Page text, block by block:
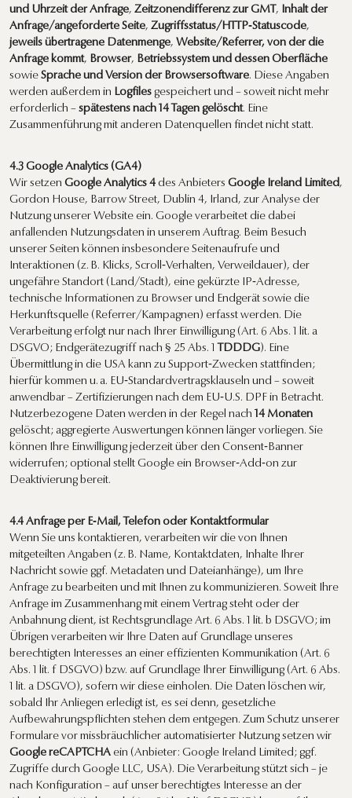
und Uhrzeit der Anfrage, Zeitzonendifferenz zur GMT, Inhalt der
Anfrage/angeforderte Seite, Zugriffsstatus/HTTP‑Statuscode,
jeweils übertragene Datenmenge, Website/Referrer, von der die
Anfrage kommt, Browser, Betriebssystem und dessen Oberfläche
sowie Sprache und Version der Browsersoftware. Diese Angaben
werden außerdem in Logfiles gespeichert und – soweit nicht mehr
erforderlich – spätestens nach 14 Tagen gelöscht. Eine
Zusammenführung mit anderen Datenquellen findet nicht statt.
4.3 Google Analytics (GA4)
Wir setzen Google Analytics 4 des Anbieters Google Ireland Limited,
Gordon House, Barrow Street, Dublin 4, Irland, zur Analyse der
Nutzung unserer Website ein. Google verarbeitet die dabei
anfallenden Nutzungsdaten in unserem Auftrag. Beim Besuch
unserer Seiten können insbesondere Seitenaufrufe und
Interaktionen (z. B. Klicks, Scroll‑Verhalten, Verweildauer), der
ungefähre Standort (Land/Stadt), eine gekürzte IP‑Adresse,
technische Informationen zu Browser und Endgerät sowie die
Herkunftsquelle (Referrer/Kampagnen) erfasst werden. Die
Verarbeitung erfolgt nur nach Ihrer Einwilligung (Art. 6 Abs. 1 lit. a
DSGVO; Endgerätezugriff nach § 25 Abs. 1 TDDDG). Eine
Übermittlung in die USA kann zu Support‑Zwecken stattfinden;
hierfür kommen u. a. EU‑Standardvertragsklauseln und – soweit
anwendbar – Zertifizierungen nach dem EU‑U.S. DPF in Betracht.
Nutzerbezogene Daten werden in der Regel nach 14 Monaten
gelöscht; aggregierte Auswertungen können länger vorliegen. Sie
können Ihre Einwilligung jederzeit über den Consent‑Banner
widerrufen; optional stellt Google ein Browser‑Add‑on zur
Deaktivierung bereit.
4.4 Anfrage per E‑Mail, Telefon oder Kontaktformular
Wenn Sie uns kontaktieren, verarbeiten wir die von Ihnen
mitgeteilten Angaben (z. B. Name, Kontaktdaten, Inhalte Ihrer
Nachricht sowie ggf. Metadaten und Dateianhänge), um Ihre
Anfrage zu bearbeiten und mit Ihnen zu kommunizieren. Soweit Ihre
Anfrage im Zusammenhang mit einem Vertrag steht oder der
Anbahnung dient, ist Rechtsgrundlage Art. 6 Abs. 1 lit. b DSGVO; im
Übrigen verarbeiten wir Ihre Daten auf Grundlage unseres
berechtigten Interesses an einer effizienten Kommunikation (Art. 6
Abs. 1 lit. f DSGVO) bzw. auf Grundlage Ihrer Einwilligung (Art. 6 Abs.
1 lit. a DSGVO), sofern wir diese einholen. Die Daten löschen wir,
sobald Ihr Anliegen erledigt ist, es sei denn, gesetzliche
Aufbewahrungspflichten stehen dem entgegen. Zum Schutz unserer
Formulare vor missbräuchlicher automatisierter Nutzung setzen wir
Google reCAPTCHA ein (Anbieter: Google Ireland Limited; ggf.
Zugriffe durch Google LLC, USA). Die Verarbeitung stützt sich – je
nach Konfiguration – auf unser berechtigtes Interesse an der